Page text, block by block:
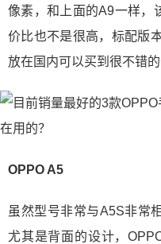
像素，和上面的A9一样，
价比也不是很高，标配版
放在国内可以买到很不错的
OPPO A5
虽然型号非常与A5S非常
尤其是背面的设计，